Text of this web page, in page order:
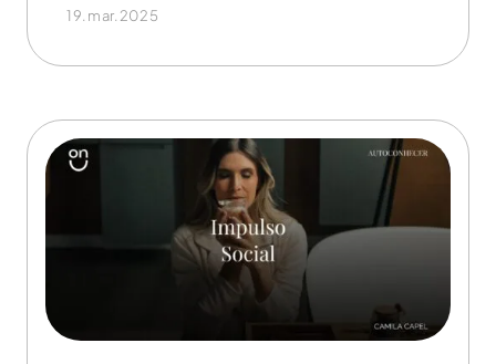
19.mar.2025